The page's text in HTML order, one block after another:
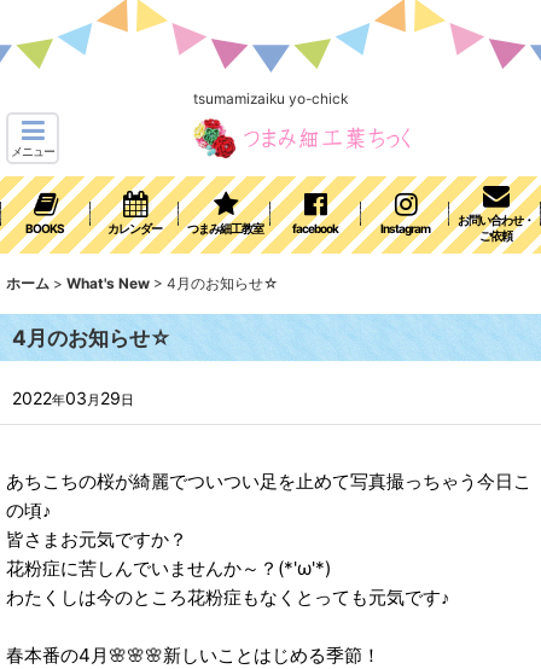
tsumamizaiku yo-chick
メニュー
BOOKS カレンダー つまみ細工教室 facebook Instagram
お問い合わせ・
ご依頼
ホーム > What's New > 4月のお知らせ☆
4月のお知らせ☆
2022年03 月 29日
あちこちの桜が綺麗でついつい足を止めて写真撮っちゃう今日こ
の頃♪
皆さまお元気ですか？
花粉症に苦しんでいませんか～？(*'ω'*)
わたくしは今のところ花粉症もなくとっても元気です♪
春本番の4月🌸🌸🌸新しいことはじめる季節！